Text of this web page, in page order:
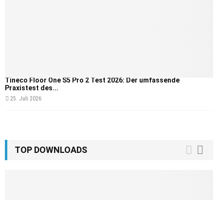
Tineco Floor One S5 Pro 2 Test 2026: Der umfassende
Praxistest des...
25. Juli 2026
TOP DOWNLOADS